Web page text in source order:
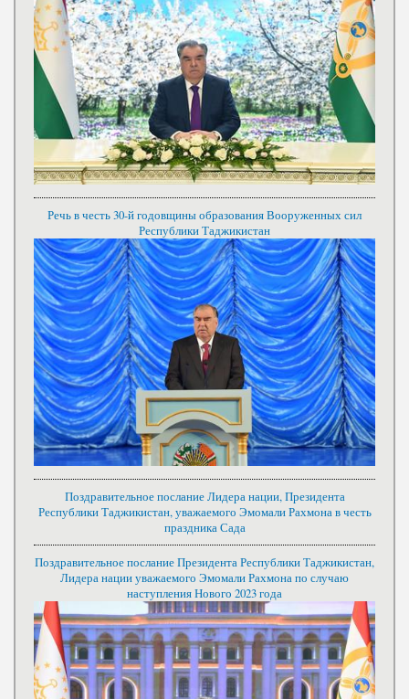
Речь в честь 30-й годовщины образования Вооруженных сил
Республики Таджикистан
Поздравительное послание Лидера нации, Президента
Республики Таджикистан, уважаемого Эмомали Рахмона в честь
праздника Сада
Поздравительное послание Президента Республики Таджикистан,
Лидера нации уважаемого Эмомали Рахмона по случаю
наступления Нового 2023 года